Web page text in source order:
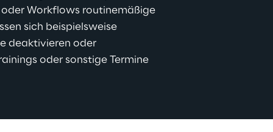
Workflows routinemäßige
sich beispielsweise
deaktivieren oder
oder sonstige Termine